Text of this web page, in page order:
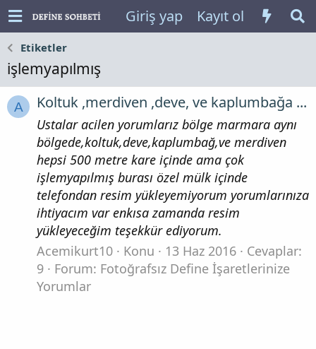
Giriş yap Kayıt ol
Etiketler
işlemyapılmış
A Koltuk ,merdiven ,deve, ve kaplumbağa ...
Ustalar acilen yorumlarız bölge marmara aynı
bölgede,koltuk,deve,kaplumbağ,ve merdiven
hepsi 500 metre kare içinde ama çok
işlemyapılmış burası özel mülk içinde
telefondan resim yükleyemiyorum yorumlarınıza
ihtiyacım var enkısa zamanda resim
yükleyeceğim teşekkür ediyorum.
Acemikurt10
Konu 13 Haz 2016
Cevaplar:
9
Forum: Fotoğrafsız Define İşaretlerinize
Yorumlar